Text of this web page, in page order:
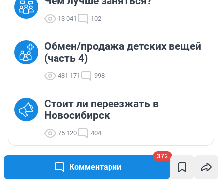
Комментарии
372
13 041 102
Обмен/продажа детских вещей
(часть 4)
481 171 998
Стоит ли переезжать в
Новосибирск
75 120 404
ТОП 5